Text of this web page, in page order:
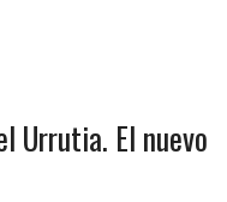
Urrutia. El nuevo